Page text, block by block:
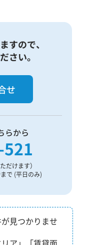
すので、
さい。
せ
らから
だけます）
で (平日のみ)
見つかりませ